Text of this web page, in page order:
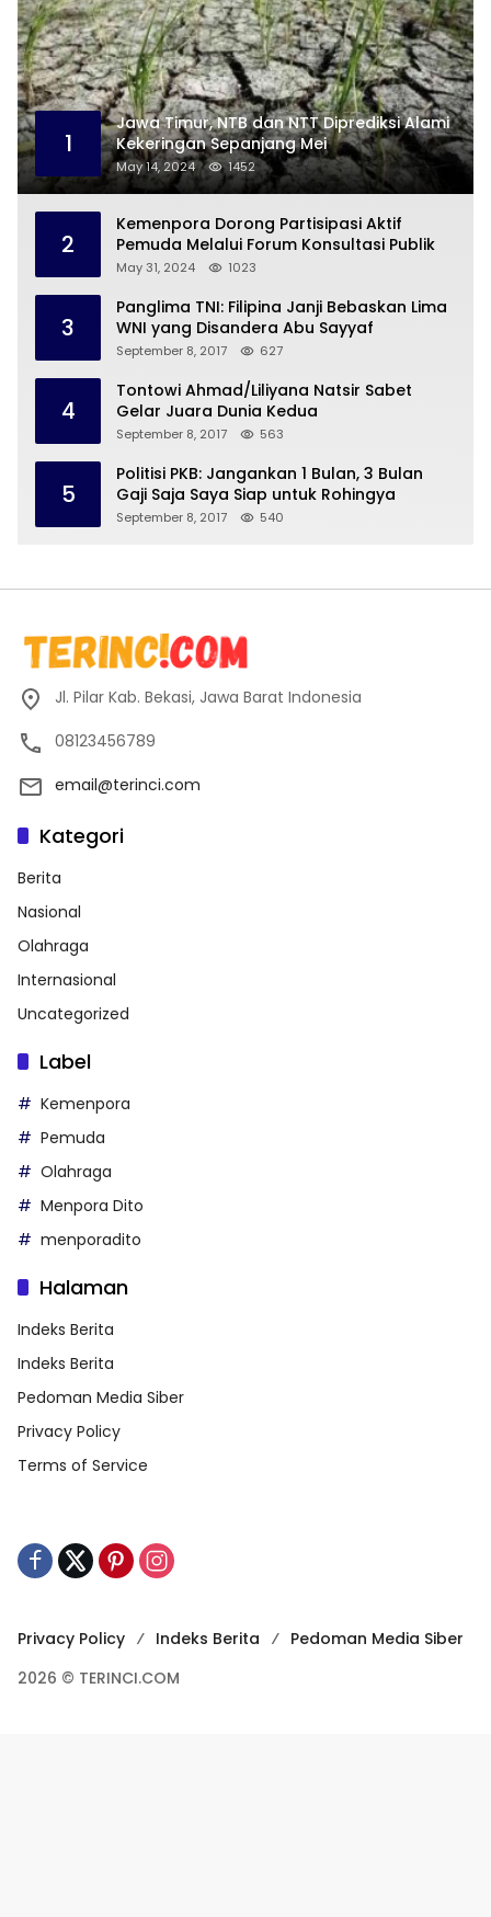
1
Jawa Timur, NTB dan NTT Diprediksi Alami
Kekeringan Sepanjang Mei
May 14, 2024 1452
2
Kemenpora Dorong Partisipasi Aktif
Pemuda Melalui Forum Konsultasi Publik
May 31, 2024 1023
3
Panglima TNI: Filipina Janji Bebaskan Lima
WNI yang Disandera Abu Sayyaf
September 8, 2017 627
4
Tontowi Ahmad/Liliyana Natsir Sabet
Gelar Juara Dunia Kedua
September 8, 2017 563
5
Politisi PKB: Jangankan 1 Bulan, 3 Bulan
Gaji Saja Saya Siap untuk Rohingya
September 8, 2017 540
Jl. Pilar Kab. Bekasi, Jawa Barat Indonesia
08123456789
email@terinci.com
Kategori
Berita
Nasional
Olahraga
Internasional
Uncategorized
Label
Kemenpora
Pemuda
Olahraga
Menpora Dito
menporadito
Halaman
Indeks Berita
Indeks Berita
Pedoman Media Siber
Privacy Policy
Terms of Service
Privacy Policy Indeks Berita
Pedoman Media Siber
2026 © TERINCI.COM